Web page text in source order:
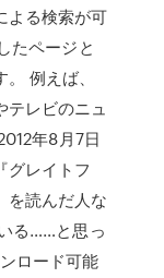
よる検索が可
たページと
例えば、
テレビのニュ
年8月7日
グレイトフ
を読んだ人な
る……と思っ
ロード可能